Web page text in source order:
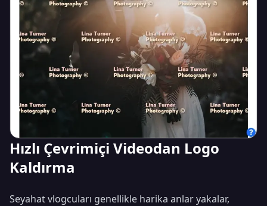
Hızlı Çevrimiçi Videodan Logo
Kaldırma
Seyahat vlogcuları genellikle harika anlar yakalar,